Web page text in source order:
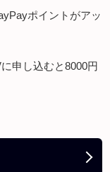
ポイントがアッ
申し込むと8000円